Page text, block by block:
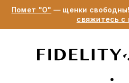
Помет "О" — щенки свободны!
свяжитесь с